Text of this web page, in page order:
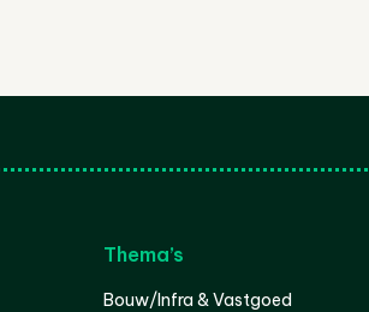
Thema’s
Bouw/Infra & Vastgoed